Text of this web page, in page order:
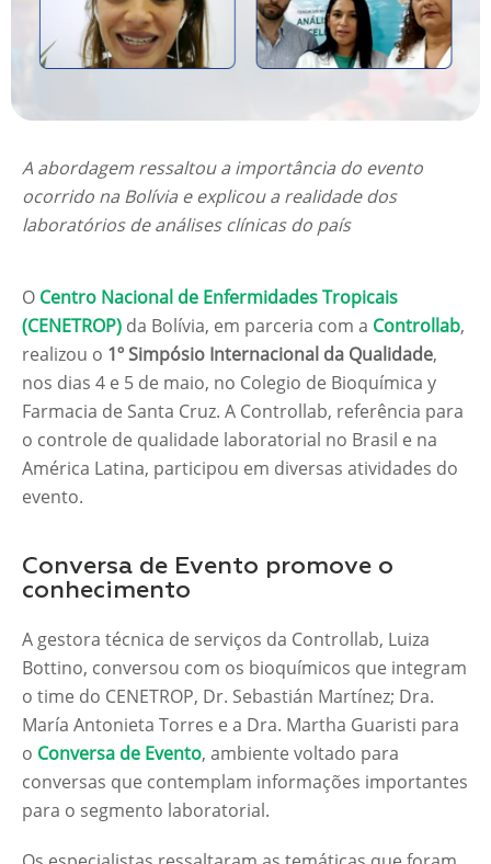
A abordagem ressaltou a importância do evento
ocorrido na Bolívia e explicou a realidade dos
laboratórios de análises clínicas do país
O Centro Nacional de Enfermidades Tropicais
(CENETROP) da Bolívia, em parceria com a Controllab,
realizou o 1º Simpósio Internacional da Qualidade,
nos dias 4 e 5 de maio, no Colegio de Bioquímica y
Farmacia de Santa Cruz. A Controllab, referência para
o controle de qualidade laboratorial no Brasil e na
América Latina, participou em diversas atividades do
evento.
Conversa de Evento promove o
conhecimento
A gestora técnica de serviços da Controllab, Luiza
Bottino, conversou com os bioquímicos que integram
o time do CENETROP, Dr. Sebastián Martínez; Dra.
María Antonieta Torres e a Dra. Martha Guaristi para
o Conversa de Evento, ambiente voltado para
conversas que contemplam informações importantes
para o segmento laboratorial.